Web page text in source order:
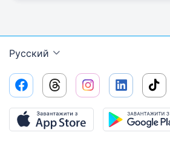
Русский